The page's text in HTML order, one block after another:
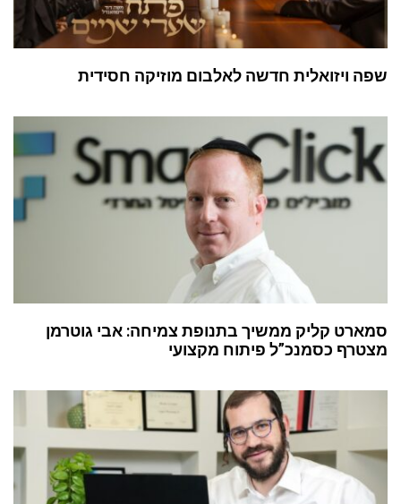
שפה ויזואלית חדשה לאלבום מוזיקה חסידית
סמארט קליק ממשיך בתנופת צמיחה: אבי גוטרמן
מצטרף כסמנכ”ל פיתוח מקצועי